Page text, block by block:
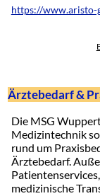
https://www.aristo-
Ärztebedarf &
Die MSG
Medizintechnik
rund um
Ärztebedarf.
medizinische